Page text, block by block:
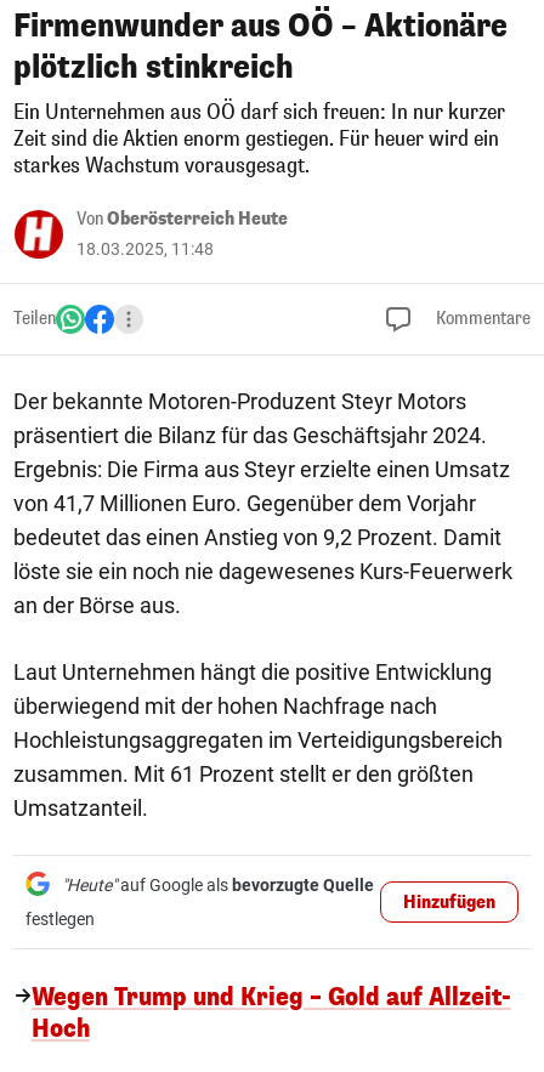
Firmenwunder aus OÖ – Aktionäre
plötzlich stinkreich
Ein Unternehmen aus OÖ darf sich freuen: In nur kurzer
Zeit sind die Aktien enorm gestiegen. Für heuer wird ein
starkes Wachstum vorausgesagt.
VonOberösterreich Heute
18.03.2025, 11:48
Teilen Kommentare
Der bekannte Motoren-Produzent Steyr Motors
präsentiert die Bilanz für das Geschäftsjahr 2024.
Ergebnis: Die Firma aus Steyr erzielte einen Umsatz
von 41,7 Millionen Euro. Gegenüber dem Vorjahr
bedeutet das einen Anstieg von 9,2 Prozent. Damit
löste sie ein noch nie dagewesenes Kurs-Feuerwerk
an der Börse aus.
Laut Unternehmen hängt die positive Entwicklung
überwiegend mit der hohen Nachfrage nach
Hochleistungsaggregaten im Verteidigungsbereich
zusammen. Mit 61 Prozent stellt er den größten
Umsatzanteil.
"Heute"auf Google als bevorzugte Quelle
festlegen
Hinzufügen
Wegen Trump und Krieg – Gold auf Allzeit-
Hoch